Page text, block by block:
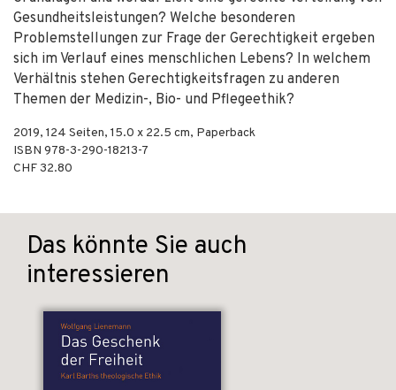
Gesundheitsleistungen? Welche besonderen
Problemstellungen zur Frage der Gerechtigkeit ergeben
sich im Verlauf eines menschlichen Lebens? In welchem
Verhältnis stehen Gerechtigkeitsfragen zu anderen
Themen der Medizin-, Bio- und Pflegeethik?
2019, 124 Seiten, 15.0 x 22.5 cm, Paperback
ISBN 978-3-290-18213-7
CHF 32.80
Das könnte Sie auch
interessieren